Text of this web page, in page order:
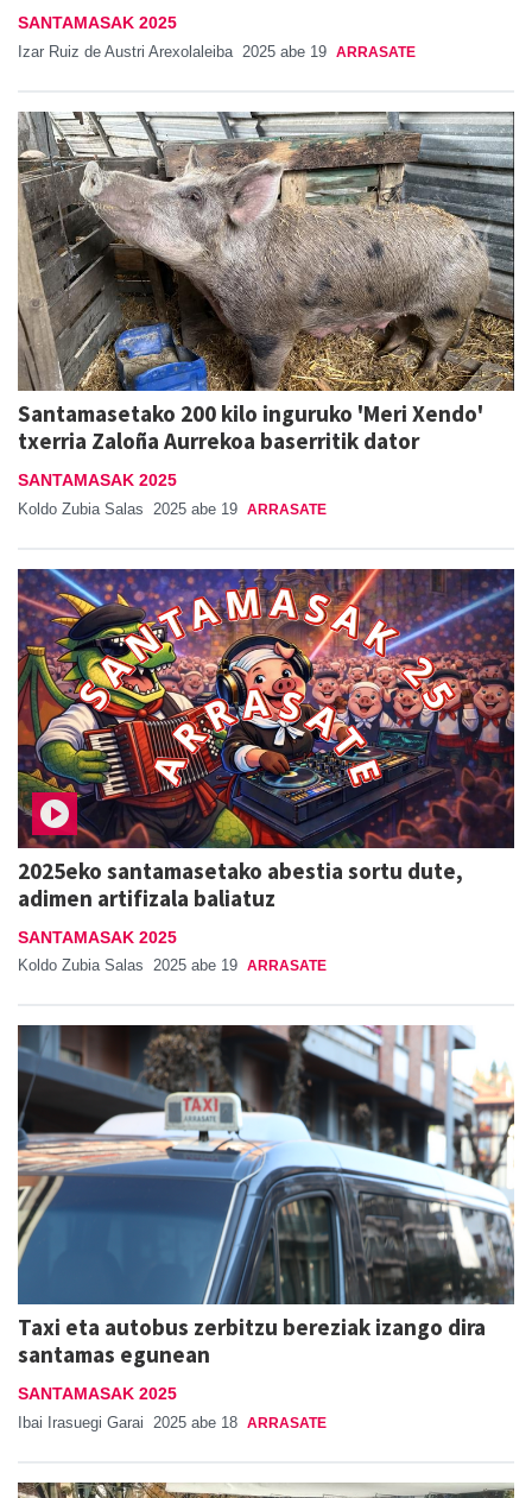
SANTAMASAK 2025
Izar Ruiz de Austri Arexolaleiba 2025 abe 19 ARRASATE
Santamasetako 200 kilo inguruko 'Meri Xendo'
txerria Zaloña Aurrekoa baserritik dator
SANTAMASAK 2025
Koldo Zubia Salas 2025 abe 19 ARRASATE
2025eko santamasetako abestia sortu dute,
adimen artifizala baliatuz
SANTAMASAK 2025
Koldo Zubia Salas 2025 abe 19 ARRASATE
Taxi eta autobus zerbitzu bereziak izango dira
santamas egunean
SANTAMASAK 2025
Ibai Irasuegi Garai 2025 abe 18 ARRASATE